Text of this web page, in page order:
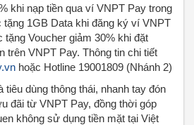
khi nạp tiền qua ví VNPT Pay trong
1GB Data khi đăng ký ví VNPT
Voucher giảm 30% khi đặt
trên VNPT Pay. Thông tin chi tiết
hoặc Hotline 19001809 (Nhánh 2)
tiêu dùng thông thái, nhanh tay đón
đãi từ VNPT Pay, đồng thời góp
không sử dụng tiền mặt tại Việt